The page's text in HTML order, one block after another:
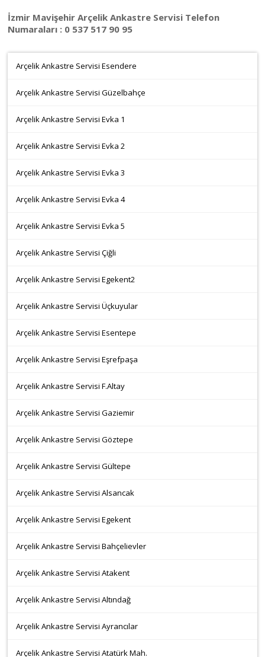
İzmir Mavişehir Arçelik Ankastre Servisi Telefon
Numaraları : 0 537 517 90 95
Arçelik Ankastre Servisi Esendere
Arçelik Ankastre Servisi Güzelbahçe
Arçelik Ankastre Servisi Evka 1
Arçelik Ankastre Servisi Evka 2
Arçelik Ankastre Servisi Evka 3
Arçelik Ankastre Servisi Evka 4
Arçelik Ankastre Servisi Evka 5
Arçelik Ankastre Servisi Çiğli
Arçelik Ankastre Servisi Egekent2
Arçelik Ankastre Servisi Üçkuyular
Arçelik Ankastre Servisi Esentepe
Arçelik Ankastre Servisi Eşrefpaşa
Arçelik Ankastre Servisi F.Altay
Arçelik Ankastre Servisi Gaziemir
Arçelik Ankastre Servisi Göztepe
Arçelik Ankastre Servisi Gültepe
Arçelik Ankastre Servisi Alsancak
Arçelik Ankastre Servisi Egekent
Arçelik Ankastre Servisi Bahçelievler
Arçelik Ankastre Servisi Atakent
Arçelik Ankastre Servisi Altındağ
Arçelik Ankastre Servisi Ayrancılar
Arçelik Ankastre Servisi Atatürk Mah.